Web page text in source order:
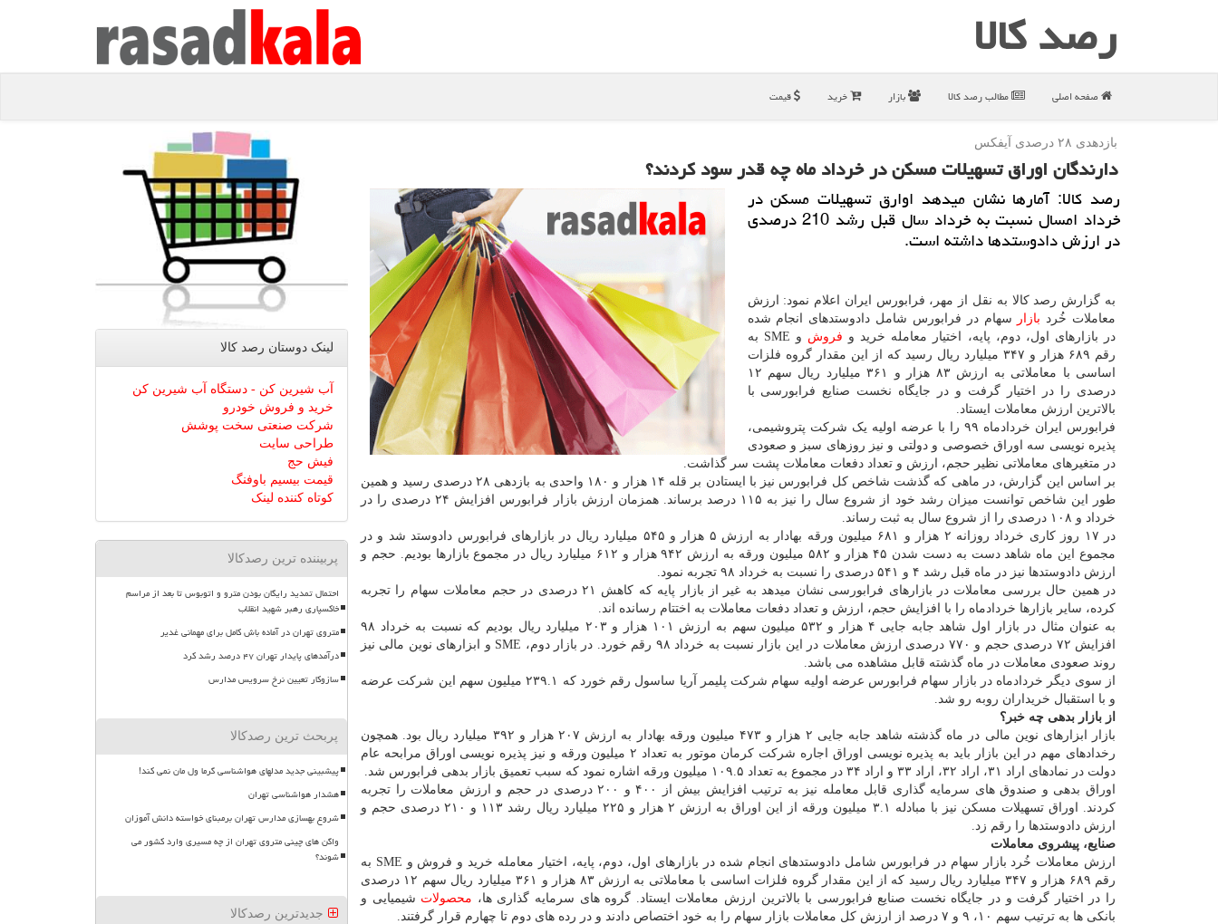
رصد كالا
صفحه اصلی مطالب رصد كالا بازار خرید قیمت
بازدهدی ۲۸ درصدی آیفكس
دارندگان اوراق تسهیلات مسكن در خرداد ماه چه قدر سود كردند؟
رصد كالا: آمارها نشان میدهد اوارق تسهیلات مسكن در
خرداد امسال نسبت به خرداد سال قبل رشد 210 درصدی
در ارزش دادوستدها داشته است.
به گزارش رصد کالا به نقل از مهر، فرابورس ایران اعلام نمود: ارزش
معاملات خُرد بازار
سهام در فرابورس شامل دادوستدهای انجام شده
در بازارهای اول، دوم، پایه، اختیار معامله خرید و فروش
و SME به
رقم ۶۸۹ هزار و ۳۴۷ میلیارد ریال رسید که از این مقدار گروه فلزات
اساسی با معاملاتی به ارزش ۸۳ هزار و ۳۶۱ میلیارد ریال سهم ۱۲
درصدی را در اختیار گرفت و در جایگاه نخست صنایع فرابورسی با
بالاترین ارزش معاملات ایستاد.
فرابورس ایران خردادماه ۹۹ را با عرضه اولیه یک شرکت پتروشیمی،
پذیره نویسی سه اوراق خصوصی و دولتی و نیز روزهای سبز و صعودی
در متغیرهای معاملاتی نظیر حجم، ارزش و تعداد دفعات معاملات پشت سر گذاشت.
بر اساس این گزارش، در ماهی که گذشت شاخص کل فرابورس نیز با ایستادن بر قله ۱۴ هزار و ۱۸۰ واحدی به بازدهی ۲۸ درصدی رسید و همین
طور این شاخص توانست میزان رشد خود از شروع سال را نیز به ۱۱۵ درصد برساند. همزمان ارزش بازار فرابورس افزایش ۲۴ درصدی را در
خرداد و ۱۰۸ درصدی را از شروع سال به ثبت رساند.
در ۱۷ روز کاری خرداد روزانه ۲ هزار و ۶۸۱ میلیون ورقه بهادار به ارزش ۵ هزار و ۵۴۵ میلیارد ریال در بازارهای فرابورس دادوستد شد و در
مجموع این ماه شاهد دست به دست شدن ۴۵ هزار و ۵۸۲ میلیون ورقه به ارزش ۹۴۲ هزار و ۶۱۲ میلیارد ریال در مجموع بازارها بودیم. حجم و
ارزش دادوستدها نیز در ماه قبل رشد ۴ و ۵۴۱ درصدی را نسبت به خرداد ۹۸ تجربه نمود.
در همین حال بررسی معاملات در بازارهای فرابورسی نشان میدهد به غیر از بازار پایه که کاهش ۲۱ درصدی در حجم معاملات سهام را تجربه
کرده، سایر بازارها خردادماه را با افزایش حجم، ارزش و تعداد دفعات معاملات به اختتام رسانده اند.
به عنوان مثال در بازار اول شاهد جابه جایی ۴ هزار و ۵۳۲ میلیون سهم به ارزش ۱۰۱ هزار و ۲۰۳ میلیارد ریال بودیم که نسبت به خرداد ۹۸
افزایش ۷۲ درصدی حجم و ۷۷۰ درصدی ارزش معاملات در این بازار نسبت به خرداد ۹۸ رقم خورد. در بازار دوم، SME و ابزارهای نوین مالی نیز
روند صعودی معاملات در ماه گذشته قابل مشاهده می باشد.
از سوی دیگر خردادماه در بازار سهام فرابورس عرضه اولیه سهام شرکت پلیمر آریا ساسول رقم خورد که ۲۳۹.۱ میلیون سهم این شرکت عرضه
و با استقبال خریداران روبه رو شد.
از بازار بدهی چه خبر؟
بازار ابزارهای نوین مالی در ماه گذشته شاهد جابه جایی ۲ هزار و ۴۷۳ میلیون ورقه بهادار به ارزش ۲۰۷ هزار و ۳۹۲ میلیارد ریال بود. همچون
رخدادهای مهم در این بازار باید به پذیره نویسی اوراق اجاره شرکت کرمان موتور به تعداد ۲ میلیون ورقه و نیز پذیره نویسی اوراق مرابحه عام
دولت در نمادهای اراد ۳۱، اراد ۳۲، اراد ۳۳ و اراد ۳۴ در مجموع به تعداد ۱۰۹.۵ میلیون ورقه اشاره نمود که سبب تعمیق بازار بدهی فرابورس شد.
اوراق بدهی و صندوق های سرمایه گذاری قابل معامله نیز به ترتیب افزایش بیش از ۴۰۰ و ۲۰۰ درصدی در حجم و ارزش معاملات را تجربه
کردند. اوراق تسهیلات مسکن نیز با مبادله ۳.۱ میلیون ورقه از این اوراق به ارزش ۲ هزار و ۲۲۵ میلیارد ریال رشد ۱۱۳ و ۲۱۰ درصدی حجم و
ارزش دادوستدها را رقم زد.
صنایع، پیشروی معاملات
ارزش معاملات خُرد بازار سهام در فرابورس شامل دادوستدهای انجام شده در بازارهای اول، دوم، پایه، اختیار معامله خرید و فروش و SME به
رقم ۶۸۹ هزار و ۳۴۷ میلیارد ریال رسید که از این مقدار گروه فلزات اساسی با معاملاتی به ارزش ۸۳ هزار و ۳۶۱ میلیارد ریال سهم ۱۲ درصدی
را در اختیار گرفت و در جایگاه نخست صنایع فرابورسی با بالاترین ارزش معاملات ایستاد. گروه های سرمایه گذاری ها، محصولات شیمیایی و
بانکی ها به ترتیب سهم ۱۰، ۹ و ۷ درصد از ارزش کل معاملات بازار سهام را به خود اختصاص دادند و در رده های دوم تا چهارم قرار گرفتند.
لینک دوستان رصد كالا
آب شیرین کن - دستگاه آب شیرین کن
خرید و فروش خودرو
شرکت صنعتی سخت پوشش
طراحی سایت
فیش حج
قیمت بیسیم باوفنگ
کوتاه کننده لینک
پربیننده ترین رصدکالا
احتمال تمدید رایگان بودن مترو و اتوبوس تا بعد از مراسم
خاکسپاری رهبر شهید انقلاب
متروی تهران در آماده باش کامل برای مهمانی غدیر
درآمدهای پایدار تهران ۴۷ درصد رشد کرد
سازوکار تعیین نرخ سرویس مدارس
پربحث ترین رصدکالا
پیشبینی جدید مدلهای هواشناسی گرما ول مان نمی کند!
هشدار هواشناسی تهران
شروع بهسازی مدارس تهران برمبنای خواسته دانش آموزان
واگن های چینی متروی تهران از چه مسیری وارد کشور می
شوند؟
جدیدترین رصدکالا